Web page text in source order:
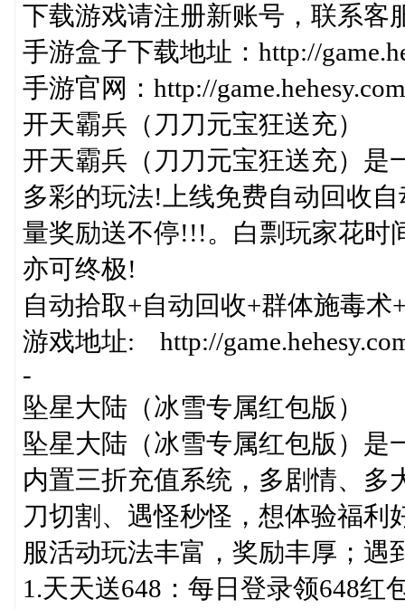
下载游戏请注册新账号，联系客
手游盒子下载地址：http://
手游官网：http://
开天霸兵（刀刀元宝狂送充）
开天霸兵（刀刀元宝狂送充）是
多彩的玩法!上线免费自动回收
量奖励送不停!!!。白剽玩家花时
亦可终极!
自动拾取+自动回收+群体施毒术
游戏地址: http://
-
坠星大陆（冰雪专属红包版）
坠星大陆（冰雪专属红包版）是
内置三折充值系统，多剧情、多
刀切割、遇怪秒怪，想体验福利
服活动玩法丰富，奖励丰厚；遇
1.天天送648：每日登录领648红